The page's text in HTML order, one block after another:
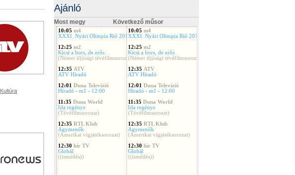
Kultúra
Ajánló
Most megy Következő műsor